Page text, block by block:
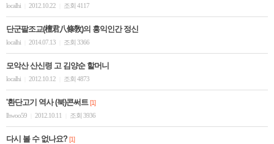
localhi 2012.10.22 조회 4117
단군팔조교(檀君八條敎)의 홍익인간 정신
localhi 2014.07.13 조회 3366
모악산 산신령 고 김양순 할머니
localhi 2012.10.12 조회 4873
'환단고기 역사 (북)콘써트 [1]
lhwoo59
2012.10.11 조회 3936
다시 볼 수 없나요? [1]